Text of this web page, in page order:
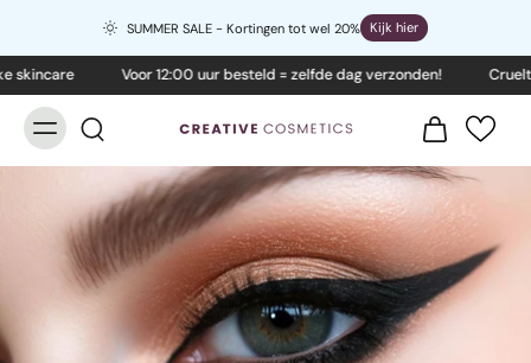
SUMMER SALE - Kortingen tot wel 20% Kijk hier
Voor 12:00 uur besteld = zelfde dag verzonden!